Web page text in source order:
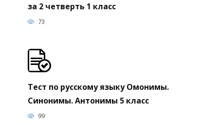
за 2 четверть 1 класс
73
Тест по русскому языку Омонимы.
Синонимы. Антонимы 5 класс
99